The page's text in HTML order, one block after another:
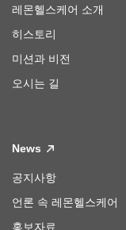
레몬헬스케어 소개
히스토리
미션과 비전
오시는 길
News
공지사항
언론 속 레몬헬스케어
홍보자료